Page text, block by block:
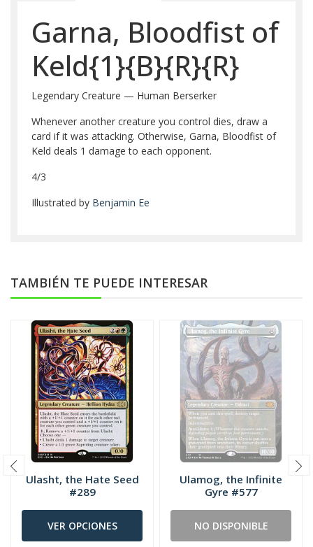
Garna, Bloodfist of
Keld{1}{B}{R}{R}
Legendary Creature — Human Berserker
Whenever another creature you control dies, draw a
card if it was attacking. Otherwise, Garna, Bloodfist of
Keld deals 1 damage to each opponent.
4/3
Illustrated by Benjamin Ee
TAMBIÉN TE PUEDE INTERESAR
Ulasht, the Hate Seed
#289
VER OPCIONES
Ulamog, the Infinite
Gyre #577
NO DISPONIBLE